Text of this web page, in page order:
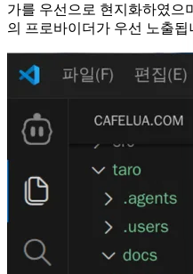
가를 우선으로 현지화하였으
의 프로바이더가 우선 노출됩